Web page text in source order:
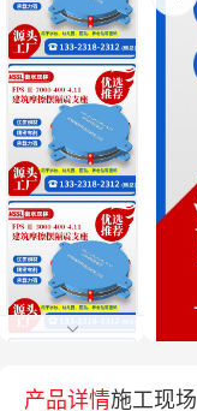
产品详情施工现场